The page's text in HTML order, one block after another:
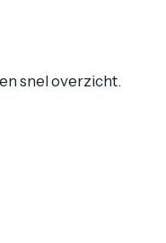
snel overzicht.